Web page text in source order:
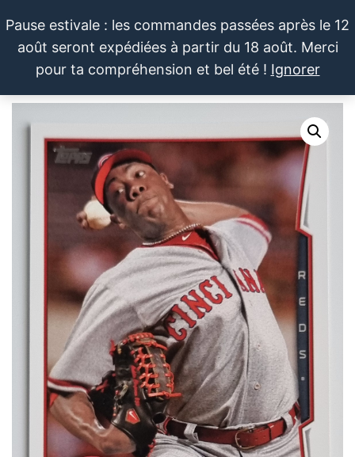
au
contenu
Pause estivale : les commandes passées après le 12
août seront expédiées à partir du 18 août. Merci
pour ta compréhension et bel été ! Ignorer
LE SPORTIF
DU
DIMANCHE®
Cartes
et
produits
du
sport et
de la
pop
culture